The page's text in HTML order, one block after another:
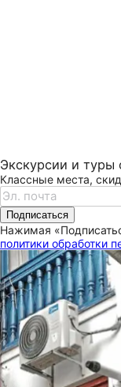
Экскурсии и туры
Классные места,
Подписаться
Нажимая
политики обработки